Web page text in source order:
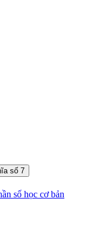
số 7
số học cơ bản